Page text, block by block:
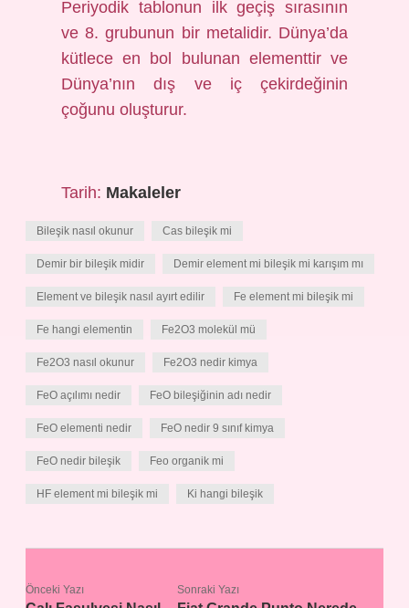
Periyodik tablonun ilk geçiş sırasının
ve 8. grubunun bir metalidir. Dünya’da
kütlece en bol bulunan elementtir ve
Dünya’nın dış ve iç çekirdeğinin
çoğunu oluşturur.
Tarih: Makaleler
Bileşik nasıl okunur Cas bileşik mi
Demir bir bileşik midir Demir element mi bileşik mi karışım mı
Element ve bileşik nasıl ayırt edilir Fe element mi bileşik mi
Fe hangi elementin Fe2O3 molekül mü
Fe2O3 nasıl okunur Fe2O3 nedir kimya
FeO açılımı nedir FeO bileşiğinin adı nedir
FeO elementi nedir FeO nedir 9 sınıf kimya
FeO nedir bileşik Feo organik mi
HF element mi bileşik mi Ki hangi bileşik
Önceki Yazı Sonraki Yazı